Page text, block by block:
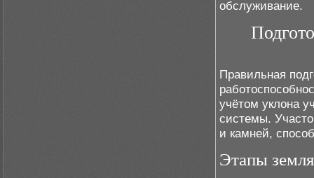
обслуживание.
Правильная
учётом уклона
системы.
и камней,
Этапы